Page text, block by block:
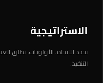
الاستراتيجية
نحدد الاتجاه، الأولويات، نطاق
التنفيذ.